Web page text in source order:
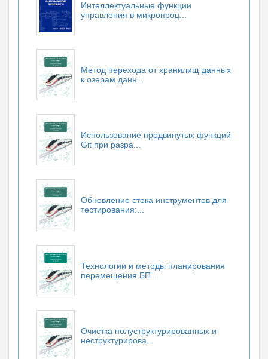
Интеллектуальные функции
управления в микропроц...
Метод перехода от хранилищ данных
к озерам данн...
Использование продвинутых функций
Git при разра...
Обновление стека инструментов для
тестирования:...
Технологии и методы планирования
перемещения БП...
Очистка полуструктурированных и
неструктурирова...